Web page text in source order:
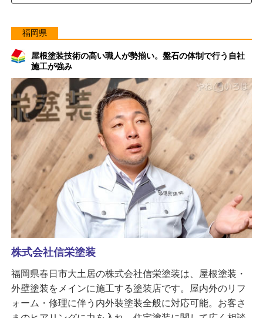
福岡県
屋根塗装技術の高い職人が勢揃い。盤石の体制で行う自社
施工が強み
株式会社信栄塗装
福岡県春日市大土居の株式会社信栄塗装は、屋根塗装・
外壁塗装をメインに施工する塗装店です。屋内外のリフ
ォーム・修理に伴う内外装塗装全般に対応可能。お客さ